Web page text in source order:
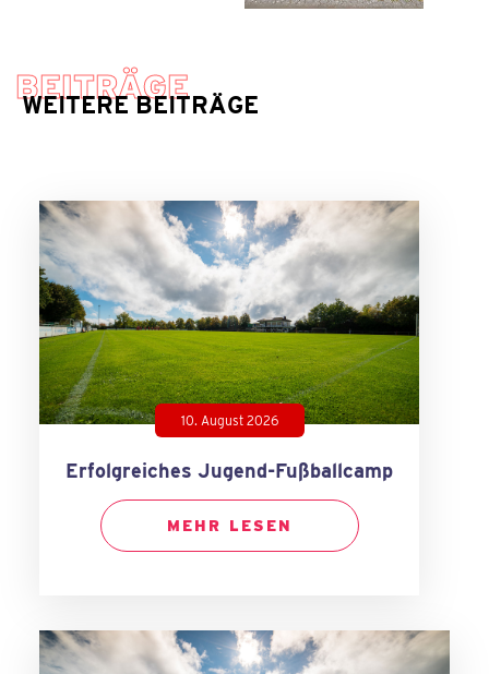
WEITERE BEITRÄGE
BEITRÄGE
10. August 2026
Erfolgreiches Jugend-Fußballcamp
MEHR LESEN